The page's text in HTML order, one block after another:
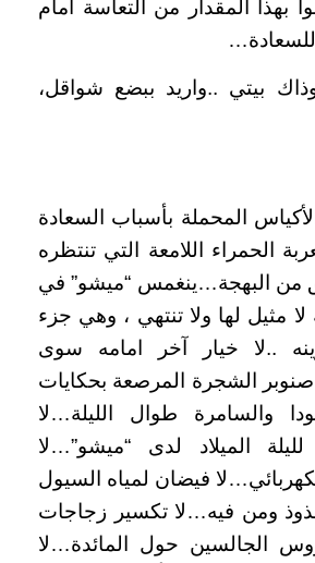
بهذا المقدار من التعاسة امام
بيتي ..واريد ببضع شواقل،
المحملة بأسباب السعادة
الحمراء اللامعة التي تنتظره
من البهجة…ينغمس “ميشو” في
مثيل لها ولا تنتهي ، وهي جزء
..لا خيار آخر امامه سوى
الشجرة المرصعة بحكايات
والسامرة طوال الليلة…لا
الميلاد لدى “ميشو”…لا
فيضان لمياه السيول
ومن فيه…لا تكسير زجاجات
الجالسين حول المائدة…لا